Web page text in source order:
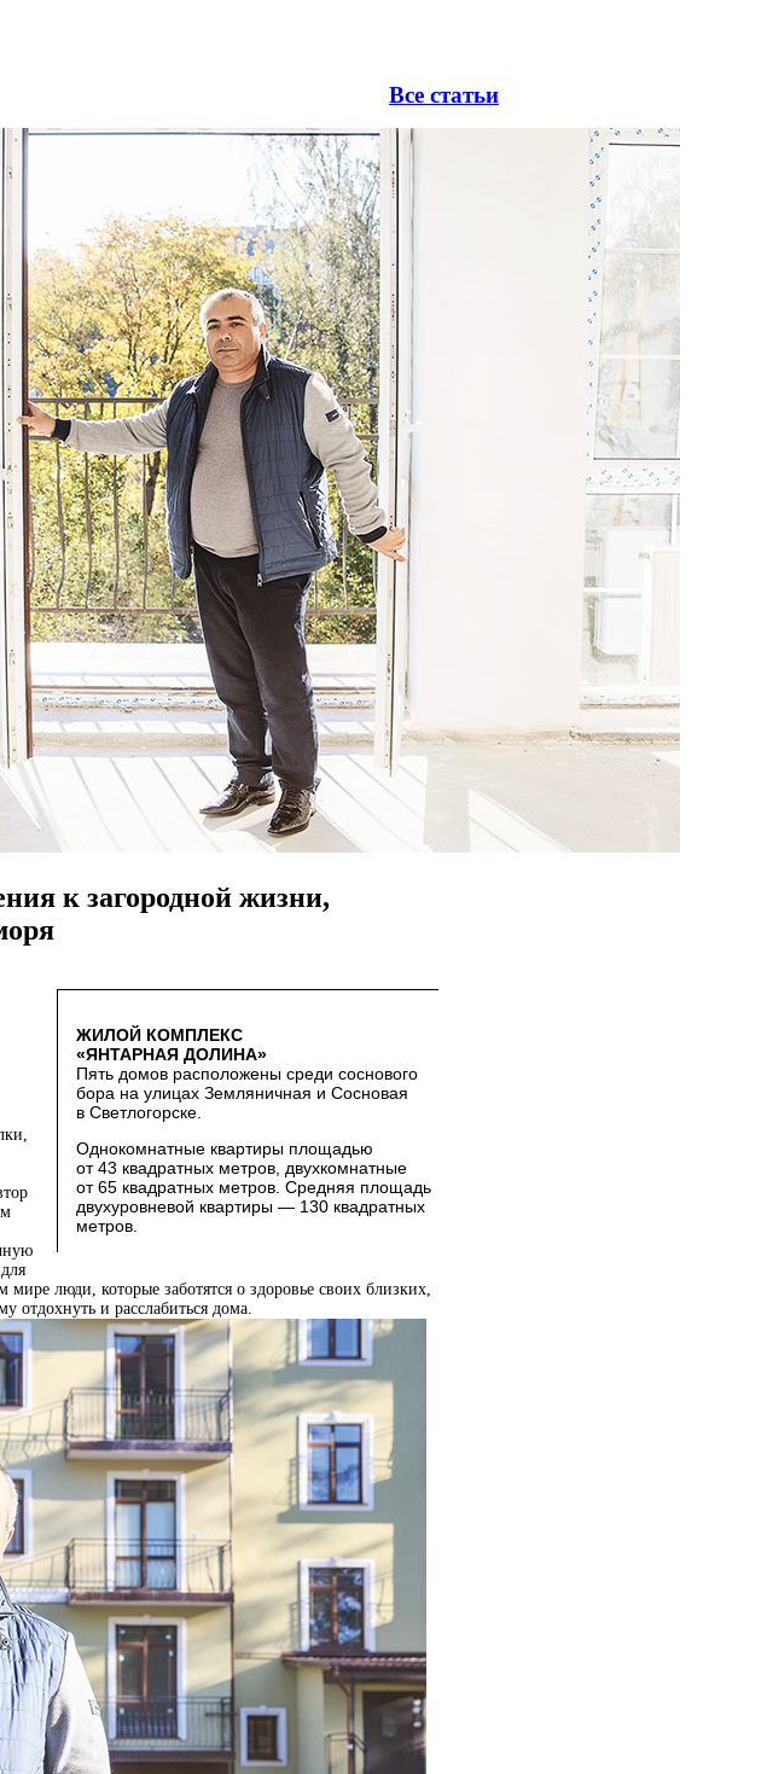
Все статьи
к загородной жизни,
ЖИЛОЙ КОМПЛЕКС
«ЯНТАРНАЯ ДОЛИНА»
Пять домов расположены среди соснового
бора на улицах Земляничная и Сосновая
в Светлогорске.
Однокомнатные квартиры площадью
от 43 квадратных метров, двухкомнатные
от 65 квадратных метров. Средняя площадь
двухуровневой квартиры — 130 квадратных
метров.
люди, которые заботятся о здоровье своих близких,
отдохнуть и расслабиться дома.